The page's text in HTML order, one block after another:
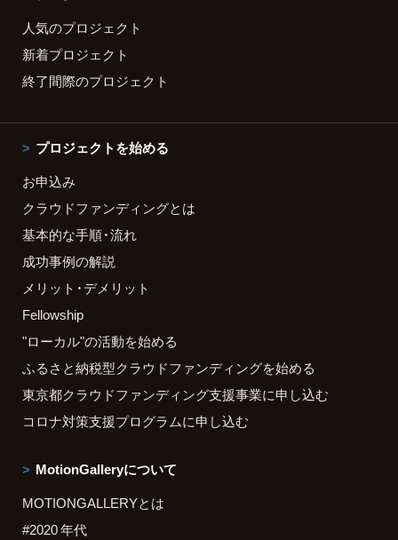
人気のプロジェクト
新着プロジェクト
終了間際のプロジェクト
プロジェクトを始める
お申込み
クラウドファンディングとは
基本的な手順・流れ
成功事例の解説
メリット・デメリット
Fellowship
"ローカル"の活動を始める
ふるさと納税型クラウドファンディングを始める
東京都クラウドファンディング支援事業に申し込む
コロナ対策支援プログラムに申し込む
MotionGalleryについて
MOTIONGALLERYとは
#2020 年代